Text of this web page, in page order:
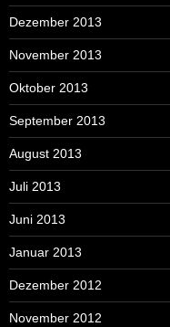
Dezember 2013
November 2013
Oktober 2013
September 2013
August 2013
Juli 2013
Juni 2013
Januar 2013
Dezember 2012
November 2012